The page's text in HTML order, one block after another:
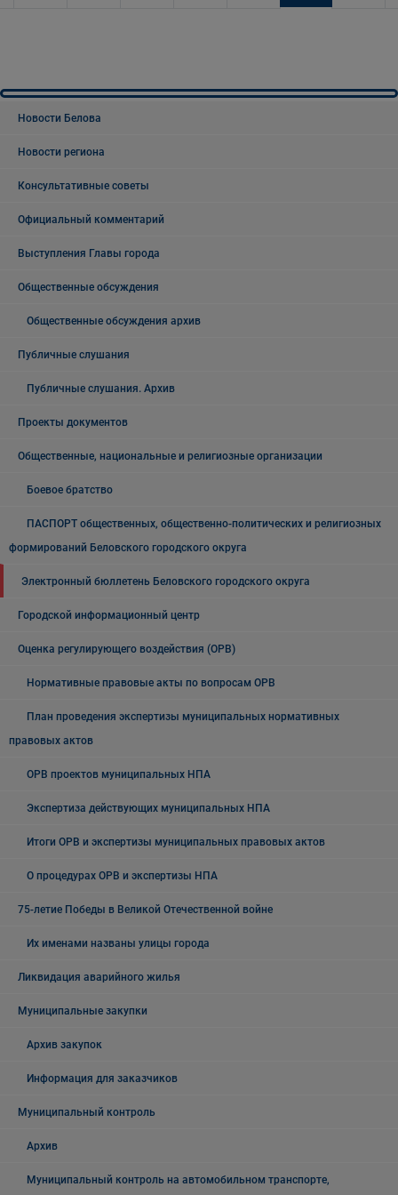
Новости Белова
Новости региона
Консультативные советы
Официальный комментарий
Выступления Главы города
Общественные обсуждения
Общественные обсуждения архив
Публичные слушания
Публичные слушания. Архив
Проекты документов
Общественные, национальные и религиозные организации
Боевое братство
ПАСПОРТ общественных, общественно-политических и религиозных
формирований Беловского городского округа
Электронный бюллетень Беловского городского округа
Городской информационный центр
Оценка регулирующего воздействия (ОРВ)
Нормативные правовые акты по вопросам ОРВ
План проведения экспертизы муниципальных нормативных
правовых актов
ОРВ проектов муниципальных НПА
Экспертиза действующих муниципальных НПА
Итоги ОРВ и экспертизы муниципальных правовых актов
О процедурах ОРВ и экспертизы НПА
75-летие Победы в Великой Отечественной войне
Их именами названы улицы города
Ликвидация аварийного жилья
Муниципальные закупки
Архив закупок
Информация для заказчиков
Муниципальный контроль
Архив
Муниципальный контроль на автомобильном транспорте,